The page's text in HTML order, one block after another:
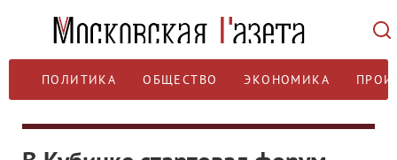
ПОЛИТИКА ОБЩЕСТВО ЭКОНОМИКА